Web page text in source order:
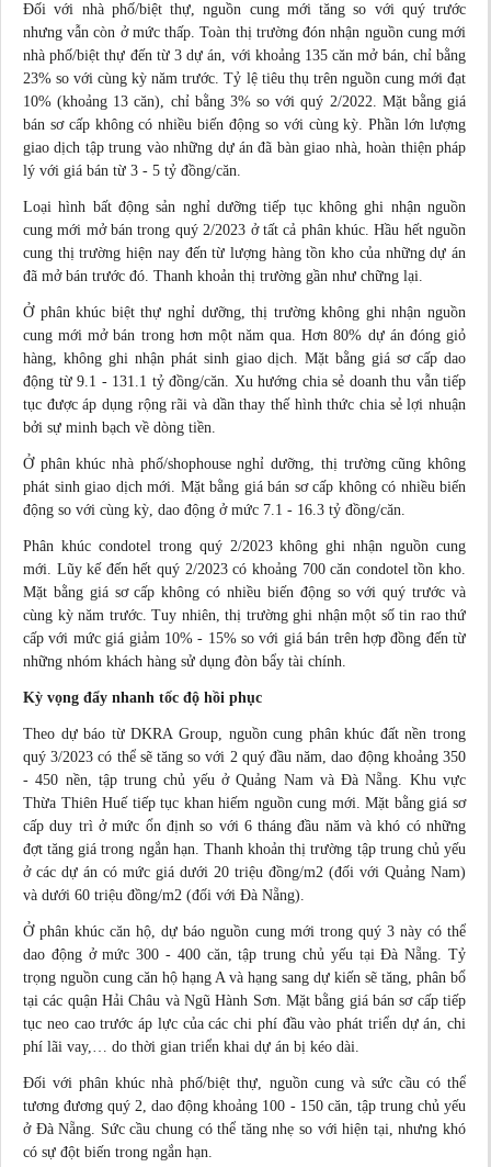
Đối với nhà phố/biệt thự, nguồn cung mới tăng so với quý trước
nhưng vẫn còn ở mức thấp. Toàn thị trường đón nhận nguồn cung mới
nhà phố/biệt thự đến từ 3 dự án, với khoảng 135 căn mở bán, chỉ bằng
23% so với cùng kỳ năm trước. Tỷ lệ tiêu thụ trên nguồn cung mới đạt
10% (khoảng 13 căn), chỉ bằng 3% so với quý 2/2022. Mặt bằng giá
bán sơ cấp không có nhiều biến động so với cùng kỳ. Phần lớn lượng
giao dịch tập trung vào những dự án đã bàn giao nhà, hoàn thiện pháp
lý với giá bán từ 3 - 5 tỷ đồng/căn.
Loại hình bất động sản nghỉ dưỡng tiếp tục không ghi nhận nguồn
cung mới mở bán trong quý 2/2023 ở tất cả phân khúc. Hầu hết nguồn
cung thị trường hiện nay đến từ lượng hàng tồn kho của những dự án
đã mở bán trước đó. Thanh khoản thị trường gần như chững lại.
Ở phân khúc biệt thự nghỉ dưỡng, thị trường không ghi nhận nguồn
cung mới mở bán trong hơn một năm qua. Hơn 80% dự án đóng giỏ
hàng, không ghi nhận phát sinh giao dịch. Mặt bằng giá sơ cấp dao
động từ 9.1 - 131.1 tỷ đồng/căn. Xu hướng chia sẻ doanh thu vẫn tiếp
tục được áp dụng rộng rãi và dần thay thế hình thức chia sẻlợi nhuận
bởi sự minh bạch về dòng tiền.
Ở phân khúc nhà phố/shophouse nghỉ dưỡng, thị trường cũng không
phát sinh giao dịch mới. Mặt bằng giá bán sơ cấp không có nhiều biến
động so với cùng kỳ, dao động ở mức 7.1 - 16.3 tỷ đồng/căn.
Phân khúc condotel trong quý 2/2023 không ghi nhận nguồn cung
mới. Lũy kế đến hết quý 2/2023 có khoảng 700 căn condotel tồn kho.
Mặt bằng giá sơ cấp không có nhiều biến động so với quý trước và
cùng kỳ năm trước. Tuy nhiên, thị trường ghi nhận một số tin rao thứ
cấp với mức giá giảm 10% - 15% so với giá bán trên hợp đồng đến từ
những nhóm khách hàng sử dụng đòn bẩy tài chính.
Kỳ vọng đẩy nhanh tốc độ hồi phục
Theo dự báo từ DKRA Group, nguồn cung phân khúc đất nền trong
quý 3/2023 có thể sẽ tăng so với 2 quý đầu năm, dao động khoảng 350
- 450 nền, tập trung chủ yếu ở Quảng Nam và Đà Nẵng. Khu vực
Thừa Thiên Huế tiếp tục khan hiếm nguồn cung mới. Mặt bằng giá sơ
cấp duy trì ở mức ổn định so với 6 tháng đầu năm và khó có những
đợt tăng giá trong ngắn hạn. Thanh khoản thị trường tập trung chủ yếu
ở các dự án có mức giá dưới 20 triệu đồng/m2 (đối với Quảng Nam)
và dưới 60 triệu đồng/m2 (đối với Đà Nẵng).
Ở phân khúc căn hộ, dự báo nguồn cung mới trong quý 3 này có thể
dao động ở mức 300 - 400 căn, tập trung chủ yếu tại Đà Nẵng. Tỷ
trọng nguồn cung căn hộ hạng A và hạng sang dự kiến sẽ tăng, phân bổ
tại các quận Hải Châu và Ngũ Hành Sơn. Mặt bằng giá bán sơ cấp tiếp
tục neo cao trước áp lực của các chi phí đầu vào phát triển dự án, chi
phí lãi vay,… do thời gian triển khai dự án bị kéo dài.
Đối với phân khúc nhà phố/biệt thự, nguồn cung và sức cầu có thể
tương đương quý 2, dao động khoảng 100 - 150 căn, tập trung chủ yếu
ở Đà Nẵng. Sức cầu chung có thể tăng nhẹ so với hiện tại, nhưng khó
có sự đột biến trong ngắn hạn.